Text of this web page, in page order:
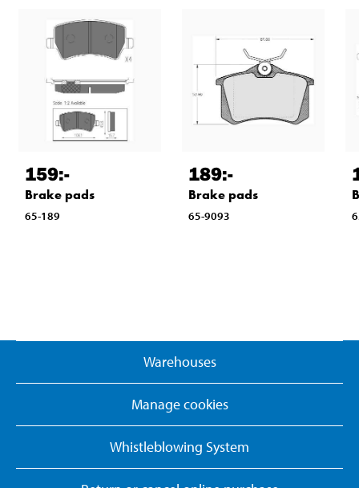
159:-
Brake pads
65-189
189:-
Brake pads
65-9093
Warehouses
Manage cookies
Whistleblowing System